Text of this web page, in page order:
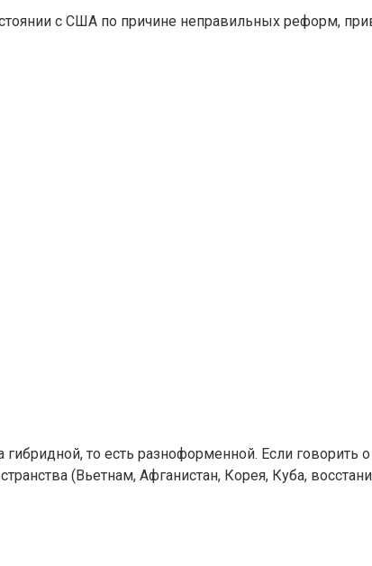
с США по причине неправильных реформ,
то есть разноформенной. Если говорить
(Вьетнам, Афганистан, Корея, Куба,